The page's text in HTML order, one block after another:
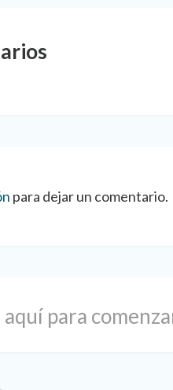
para dejar un comentario.